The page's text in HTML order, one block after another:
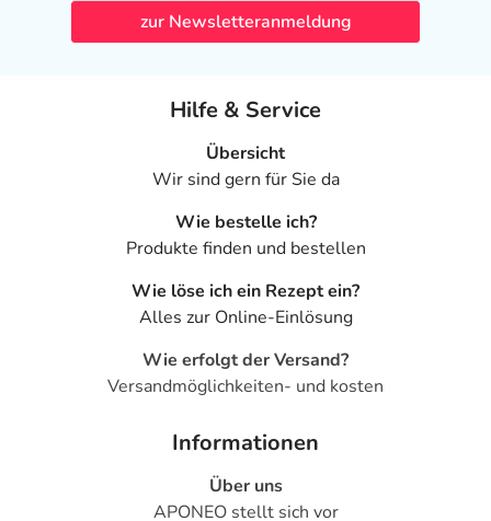
zur Newsletteranmeldung
Hilfe & Service
Übersicht
Wir sind gern für Sie da
Wie bestelle ich?
Produkte finden und bestellen
Wie löse ich ein Rezept ein?
Alles zur Online-Einlösung
Wie erfolgt der Versand?
Versandmöglichkeiten- und kosten
Informationen
Über uns
APONEO stellt sich vor